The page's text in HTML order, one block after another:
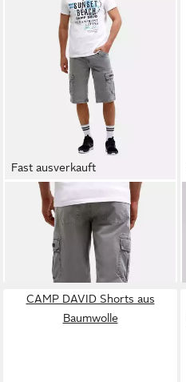
Fast ausverkauft
CAMP DAVIDCargoshorts
Cargoshorts Oceanfront
kurze Hose mit vielen (1-tlg)
ab 83,95 € UVP 109,95 €
CAMP DAVID Shorts aus
Baumwolle